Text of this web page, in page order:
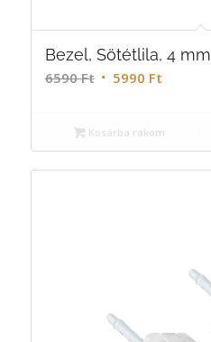
Bezel, Sötétlila, 4 mm
6590Ft 5990 Ft
Kosárba rakom